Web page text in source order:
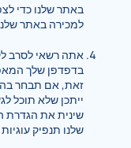
באתר שלנו כדי
למכירה באתר
ייתכן שלא תוכל
שינית את הגדרת
שלנו תנפיק